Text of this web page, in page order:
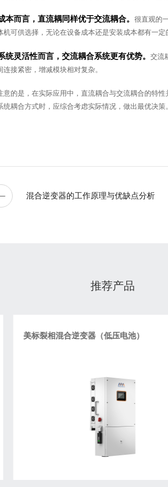
本而言，直流耦同样优于交流耦合。很直观的
机可供选择，无论在设备成本还是安装成本都有一定
统灵活性而言，交流耦合系统更有优势。交流
连接紧密，增减模块相对复杂。
意的是，在实际应用中，直流耦合与交流耦合的特
统耦合方式时，应综合考虑实际情况，做出最优决策。
混合逆变器的工作原理与优缺点分析
推荐产品
美标裂相混合逆变器（低压电池）